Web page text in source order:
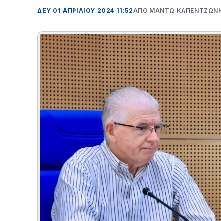
ΔΕΥ 01 ΑΠΡΙΛΊΟΥ 2024 11:52ΑΠΌ ΜΑΝΤΩ